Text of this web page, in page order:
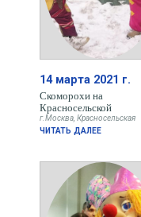
14 марта 2021 г.
Скоморохи на
Красносельской
г.Москва, Красносельская
ЧИТАТЬ ДАЛЕЕ